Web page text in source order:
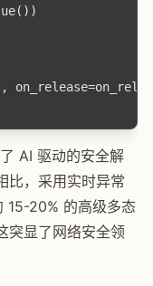
AI 驱动的安全解
比，采用实时异常
15-20% 的高级多态
突显了网络安全领